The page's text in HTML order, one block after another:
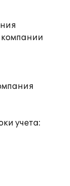
компании
учета: